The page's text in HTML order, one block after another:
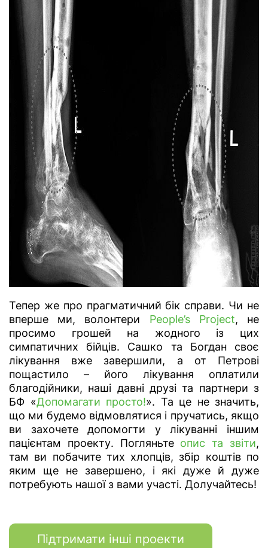
Тепер же про прагматичний бік справи. Чи не
вперше ми, волонтери People’s Project, не
просимо грошей на жодного із цих
симпатичних бійців. Сашко та Богдан своє
лікування вже завершили, а от Петрові
пощастило – його лікування оплатили
благодійники, наші давні друзі та партнери з
БФ «Допомагати просто!». Та це не значить,
що ми будемо відмовлятися і пручатись, якщо
ви захочете допомогти у лікуванні іншим
пацієнтам проекту. Погляньте опис та звіти,
там ви побачите тих хлопців, збір коштів по
яким ще не завершено, і які дуже й дуже
потребують нашої з вами участі. Долучайтесь!
Підтримати інші проекти